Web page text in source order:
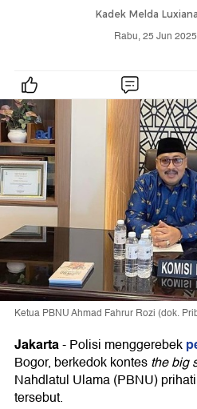
Kadek Melda
Rabu, 25 Jun
Ketua PBNU Ahmad Fahrur Rozi (dok.
Jakarta-Polisi menggerebek
Bogor, berkedok kontesthe big
Nahdlatul Ulama (PBNU)
tersebut.